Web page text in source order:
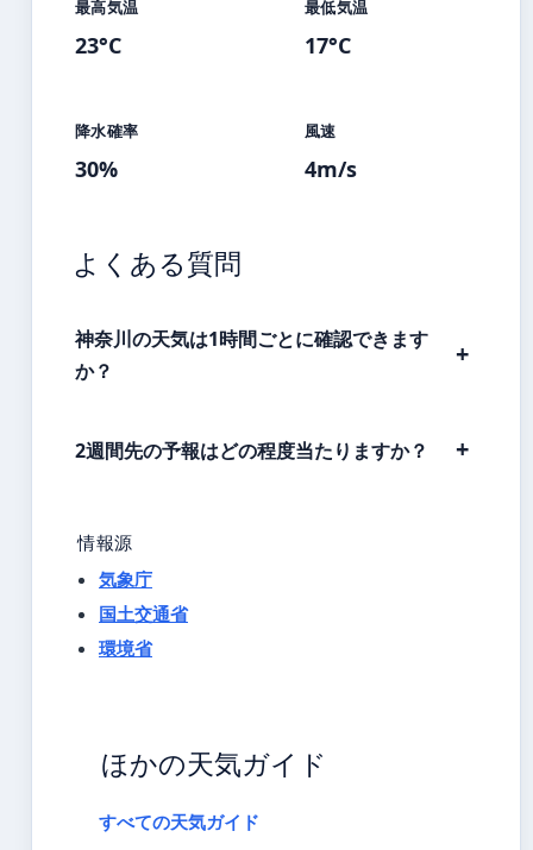
最高気温
23°C
最低気温
17°C
降水確率
30%
風速
4m/s
よくある質問
神奈川の天気は1時間ごとに確認できます
か？
2週間先の予報はどの程度当たりますか？
情報源
気象庁
国土交通省
環境省
ほかの天気ガイド
すべての天気ガイド